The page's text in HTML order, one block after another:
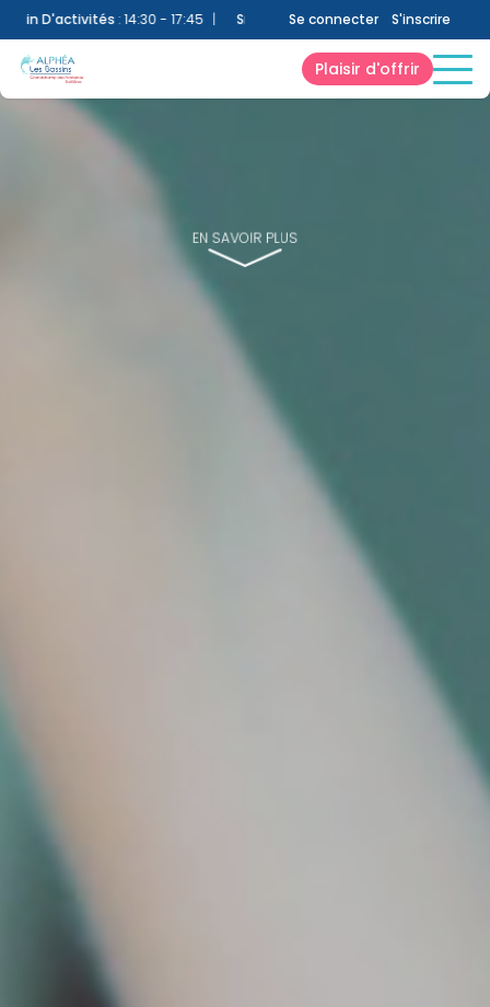
:14:30 - 17:45 | Snack:15:30 - 17:30 | Bien-Être: 10:30 - 13:30 et
Se connecter S'inscrire
Plaisir d'offrir
EN SAVOIR PLUS